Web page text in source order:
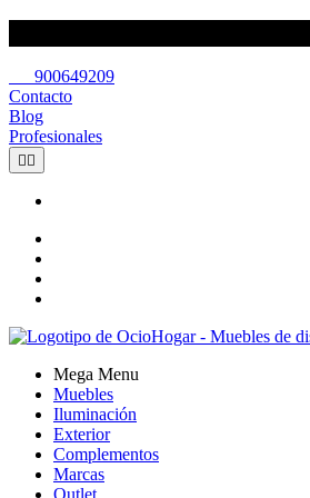
900649209
Contacto
Blog
Profesionales
 
Mega Menu
Muebles
Iluminación
Exterior
Complementos
Marcas
Outlet